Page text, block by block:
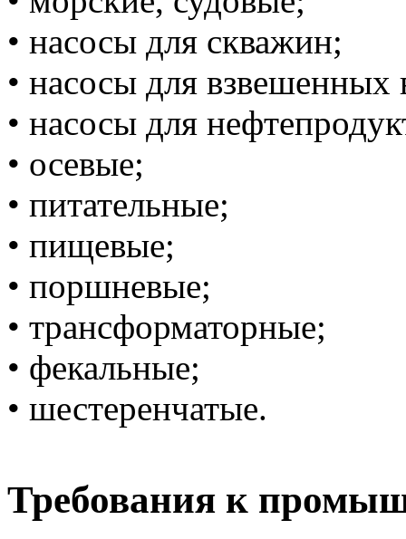
• ‎насосы для скважин;
• ‎насосы для взвешенных
• ‎насосы для
• ‎осевые;
• ‎питательные;
• ‎пищевые;
• ‎поршневые;
• ‎трансформаторные;
• ‎фекальные;
• ‎шестеренчатые.
Требования к